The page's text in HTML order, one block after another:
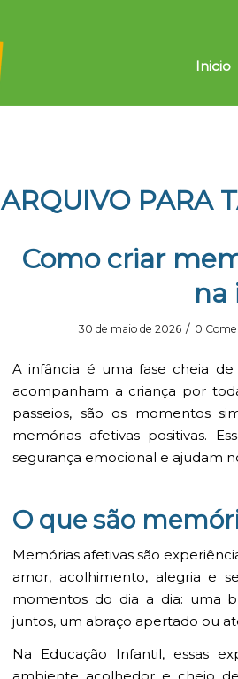
Inicio
ARQUIVO PARA
Como criar
na
30 de maio de 2026 / 0
A infância é uma fase cheia
acompanham a criança por
passeios, são os momentos
memórias afetivas positivas.
segurança emocional e ajudam
O que são
Memórias afetivas são
amor, acolhimento, alegria e
momentos do dia a dia: uma
juntos, um abraço apertado ou
Na Educação Infantil, essas